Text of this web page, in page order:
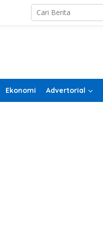
Ekonomi Advertorial